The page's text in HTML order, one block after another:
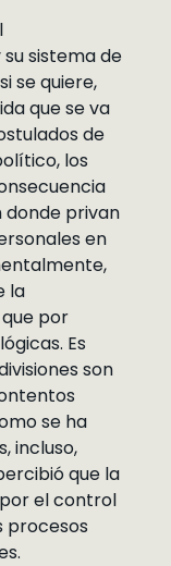
sistema de
se quiere,
que se va
de
los
donde privan
en
la
por
Es
son
se ha
incluso,
que la
el control
procesos